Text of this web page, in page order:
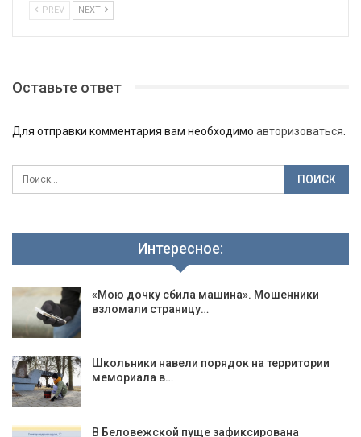
PREV NEXT
Оставьте ответ
Для отправки комментария вам необходимо авторизоваться
Интересное:
«Мою дочку сбила машина». Мошенники
взломали страницу…
Школьники навели порядок на территории
мемориала в…
В Беловежской пуще зафиксирована